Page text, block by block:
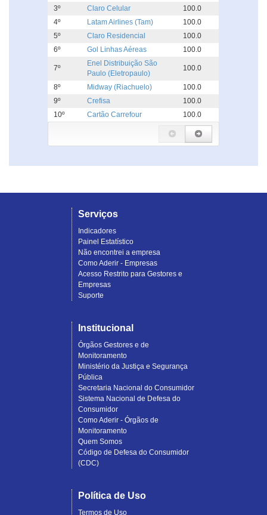
3º
Claro Celular
100.0
4º
Latam Airlines (Tam)
100.0
5º
Claro Residencial
100.0
6º
Gol Linhas Aéreas 100.0
7º
Enel Distribuição São
Paulo (Eletropaulo)
100.0
8º Midway (Riachuelo)
100.0
9º
Crefisa
100.0
10º
Cartão Carrefour 100.0
Serviços
Indicadores
Painel Estatístico
Não encontrei a empresa
Como Aderir - Empresas
Acesso Restrito para Gestores e
Empresas
Suporte
Institucional
Órgãos Gestores e de
Monitoramento
Ministério da Justiça e Segurança
Pública
Secretaria Nacional do Consumidor
Sistema Nacional de Defesa do
Consumidor
Como Aderir - Órgãos de
Monitoramento
Quem Somos
Código de Defesa do Consumidor
(CDC)
Política de Uso
Termos de Uso